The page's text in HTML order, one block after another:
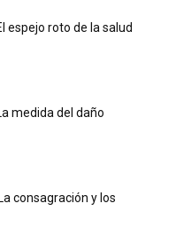
espejo roto de la salud
medida del daño
consagración y los